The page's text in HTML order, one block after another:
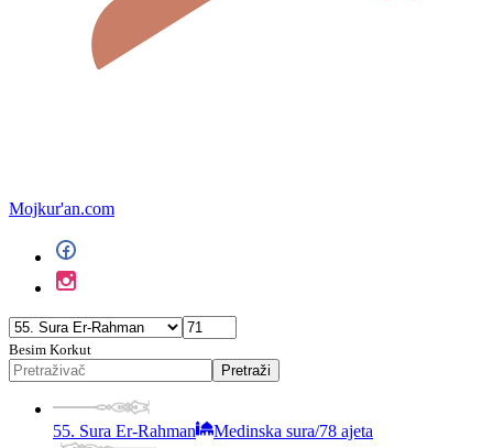
Mojkur'an.com
Besim Korkut
Pretraži
55. Sura Er-Rahman Medinska sura/78 ajeta